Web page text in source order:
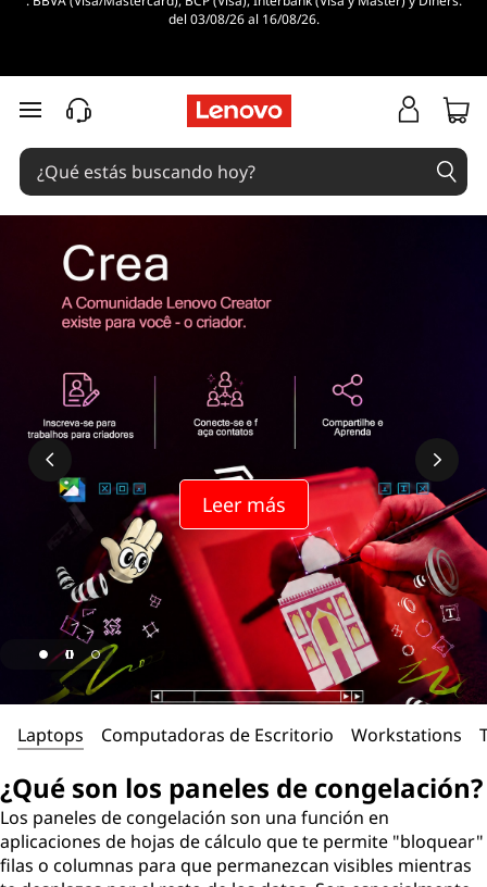
del 03/08/26 al 16/08/26.
Ir al contenido principal
Leer más
Laptops Computadoras de Escritorio Workstations
¿Qué son los paneles de congelación?
Los paneles de congelación son una función en
aplicaciones de hojas de cálculo que te permite "bloquear"
filas o columnas para que permanezcan visibles mientras